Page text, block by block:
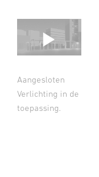
Aangesloten
Verlichting in de
toepassing.